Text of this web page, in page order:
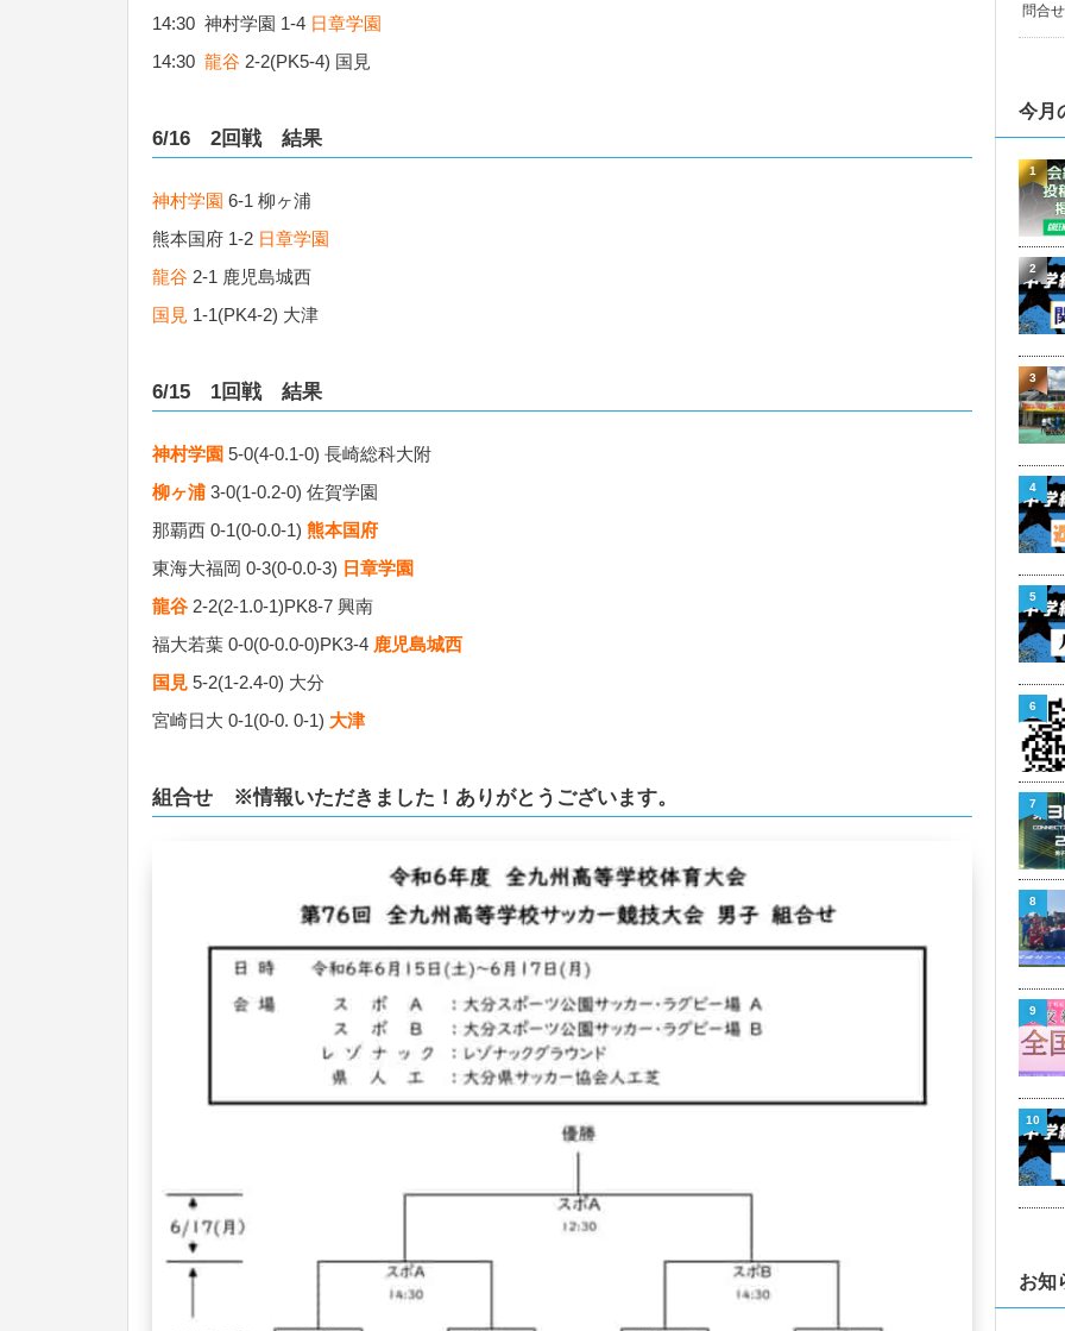
14:30 神村学園 1-4 日章学園
14:30 龍谷 2-2(PK5-4) 国見
6/16 2回戦 結果
神村学園 6-1 柳ヶ浦
熊本国府 1-2 日章学園
龍谷 2-1 鹿児島城西
国見 1-1(PK4-2) 大津
6/15 1回戦 結果
神村学園 5-0(4-0.1-0) 長崎総科大附
柳ヶ浦 3-0(1-0.2-0) 佐賀学園
那覇西 0-1(0-0.0-1) 熊本国府
東海大福岡 0-3(0-0.0-3) 日章学園
龍谷 2-2(2-1.0-1)PK8-7 興南
福大若葉 0-0(0-0.0-0)PK3-4 鹿児島城西
国見 5-2(1-2.4-0) 大分
宮崎日大 0-1(0-0. 0-1) 大津
組合せ ※情報いただきました！ありがとうございます。
問合せ
今月
1
2
3
4
5
6
7
8
9
10
お知